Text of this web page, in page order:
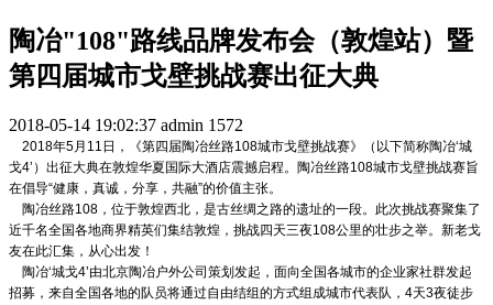
陶冶"108"路线品牌发布会（敦煌站）暨
第四届城市戈壁挑战赛出征大典
2018-05-14 19:02:37 admin 1572
2018年5月11日，《第四届陶冶丝路108城市戈壁挑战赛》（以下简称陶冶‘城
戈4’）出征大典在敦煌华夏国际大酒店震撼启程。陶冶丝路108城市戈壁挑战赛旨
在倡导“健康，真诚，分享，共融”的价值主张。
陶冶丝路108，位于敦煌西北，是古丝绸之路的遗址的一段。此次挑战赛聚集了
近千名全国各地商界精英们集结敦煌，挑战四天三夜108公里的壮步之举。新老戈
友在此汇集，从心出发！
陶冶‘城戈4’由北京陶冶户外公司策划发起，面向全国各城市的企业家社群发起
招募，来自全国各地的队员将通过自由结组的方式组成城市代表队，4天3夜徒步